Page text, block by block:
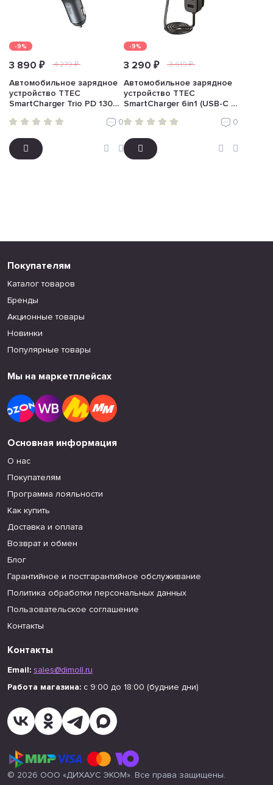
-9%
3 890 ₽ 4 279 ₽
Автомобильное зарядное
устройство TTEC
SmartCharger Trio PD 130W
0
-9%
3 290 ₽ 3 619 ₽
Автомобильное зарядное
устройство TTEC
SmartCharger 6in1 (USB-C +
0
Покупателям
Каталог товаров
Бренды
Акционные товары
Новинки
Популярные товары
Мы на маркетплейсах
Основная информация
О нас
Покупателям
Программа лояльности
Как купить
Доставка и оплата
Возврат и обмен
Блог
Гарантийное и постгарантийное обслуживание
Политика обработки персональных данных
Пользовательское соглашение
Контакты
Контакты
Email: sales@dimoll.ru
Работа магазина: с 9:00 до 18:00 (будние дни)
© 2026 ООО «ДИХАУС ЭКОМ». Все права защищены.